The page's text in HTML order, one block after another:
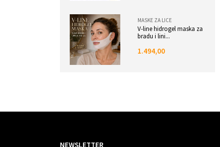
MASKE ZA LICE
V-line hidrogel maska za
bradu i lini...
1.494,00
NEWSLETTER